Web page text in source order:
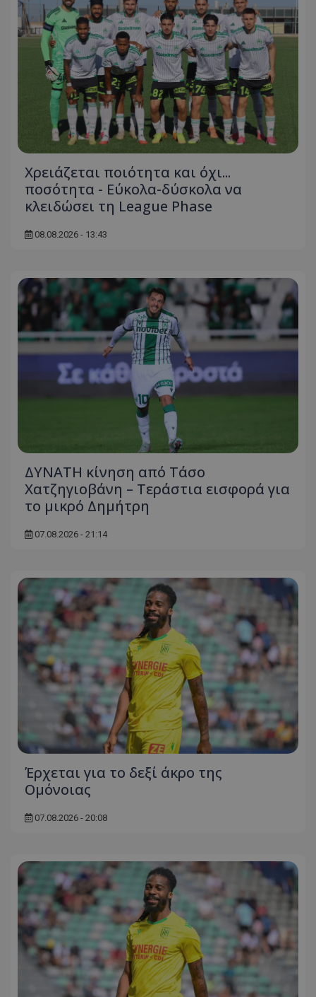
Χρειάζεται ποιότητα και όχι...
ποσότητα - Εύκολα-δύσκολα να
κλειδώσει τη League Phase
08.08.2026 - 13:43
ΔΥΝΑΤΗ κίνηση από Τάσο
Χατζηγιοβάνη – Τεράστια εισφορά για
το μικρό Δημήτρη
07.08.2026 - 21:14
Έρχεται για το δεξί άκρο της
Ομόνοιας
07.08.2026 - 20:08